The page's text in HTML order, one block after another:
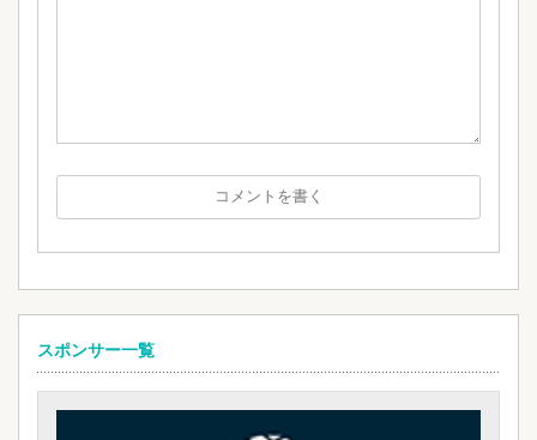
スポンサー一覧